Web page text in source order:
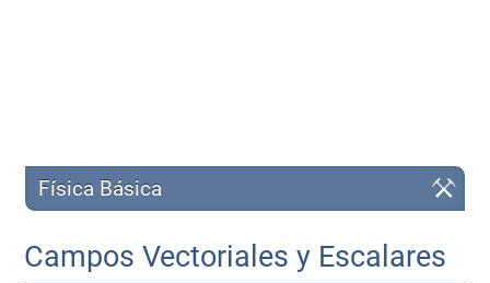
Física Básica
Campos Vectoriales y Escalares